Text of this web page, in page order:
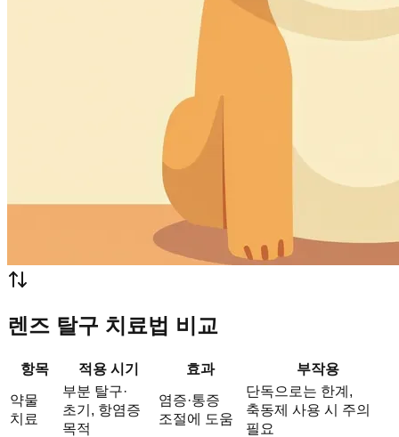
렌즈 탈구 치료법 비교
항목 적용 시기 효과 부작용
약물
치료
부분 탈구·
초기, 항염증
목적
염증·통증
조절에 도움
단독으로는 한계,
축동제 사용 시 주의
필요